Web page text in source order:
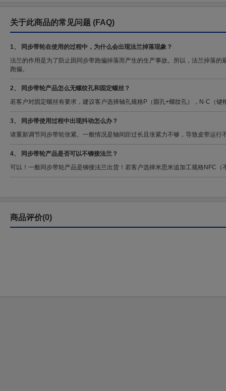
关于此商品的常见问题 (FAQ)
1、 同步带轮在使用的过程中，为什么会出现法兰掉落现象？
法兰的作用是为了防止因同步带跑偏掉落而产生的生产事故。所以，法兰掉落
跑偏。
2、 同步带轮产品怎么无螺纹孔和固定螺丝？
若客户对固定螺丝有要求，建议客户选择轴孔规格P（圆孔+螺纹孔），N·C（键
3、 同步带使用过程中出现抖动怎么办？
请重新调节同步带轮张紧。一般情况是轴间距过长且张紧力不够，导致皮带运行
4、 同步带轮产品是否可以不铆接法兰？
可以！一般同步带轮产品是铆接法兰出货！若客户选择米思米追加工规格NFC
商品评价(0)